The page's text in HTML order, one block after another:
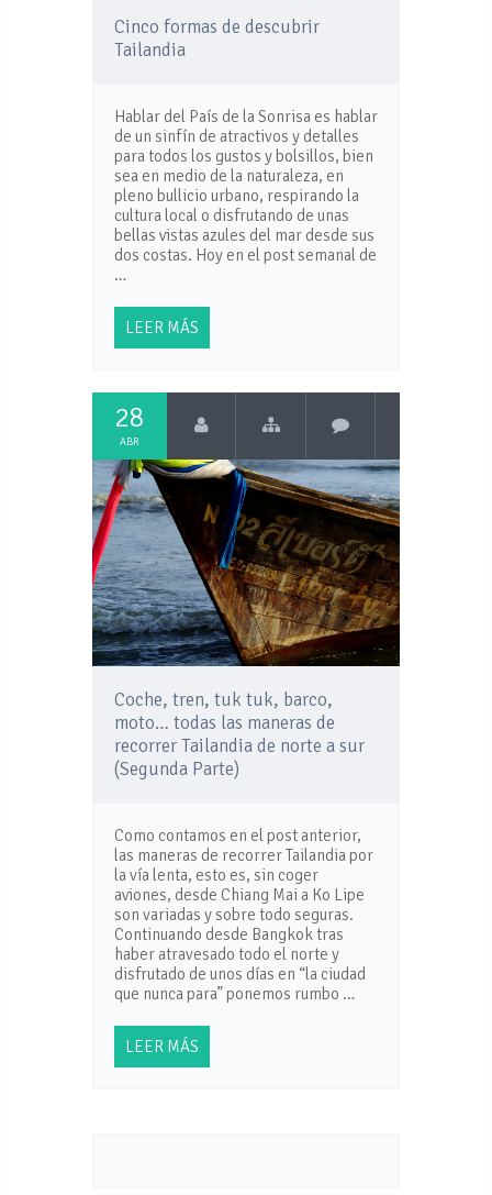
Cinco formas de descubrir
Tailandia
Hablar del País de la Sonrisa es hablar
de un sinfín de atractivos y detalles
para todos los gustos y bolsillos, bien
sea en medio de la naturaleza, en
pleno bullicio urbano, respirando la
cultura local o disfrutando de unas
bellas vistas azules del mar desde sus
dos costas. Hoy en el post semanal de
…
LEER MÁS
28
ABR
Coche, tren, tuk tuk, barco,
moto… todas las maneras de
recorrer Tailandia de norte a sur
(Segunda Parte)
Como contamos en el post anterior,
las maneras de recorrer Tailandia por
la vía lenta, esto es, sin coger
aviones, desde Chiang Mai a Ko Lipe
son variadas y sobre todo seguras.
Continuando desde Bangkok tras
haber atravesado todo el norte y
disfrutado de unos días en “la ciudad
que nunca para” ponemos rumbo …
LEER MÁS